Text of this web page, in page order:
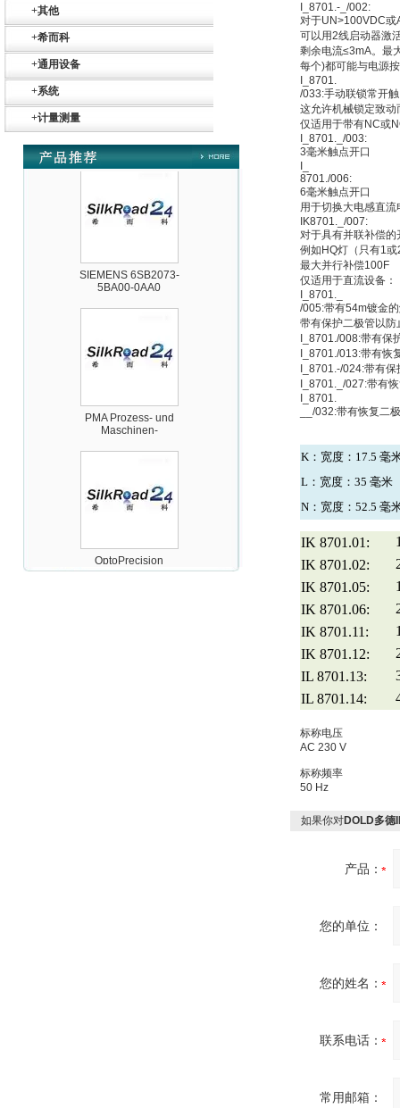
+其他
+希而科
+通用设备
+系统
+计量测量
SIEMENS 6SB2073-
5BA00-0AA0
PMA Prozess- und
Maschinen-
Automation GmbH
OptoPrecision
Cesyco Endoskop
HTO 38 内窥镜
I_8701.-_/002:
对于UN>100VDC或
可以用2线启动器激
剩余电流≤3mA。最
每个)都可能与电源
I_8701.
/033:手动联锁常开
这允许机械锁定致
仅适用于带有NC或
I_8701._/003:
3毫米触点开口
8701./006:
6毫米触点开口
用于切换大电感直
IK8701._/007:
对于具有并联补偿的
例如HQ灯（只有1
最大并行补偿100F
仅适用于直流设备：
I_8701._
/005:带有54m镀金
带有保护二极管以
I_8701./008:带有
I_8701./013:带有
I_8701.-/024:带有
I_8701._/027:带有
I_8701.
__/032:带有恢复二
K ：宽度： 17.5 毫
L ：宽度： 35 毫米
N ：宽度： 52.5 毫
IK 8701.01:
IK 8701.02:
IK 8701.05:
IK 8701.06:
IK 8701.11:
IK 8701.12:
IL 8701.13:
IL 8701.14:
标称电压
AC 230 V
标称频率
50 Hz
如果你对DOLD多德
产品：
您的单位：
您的姓名：
联系电话：
常用邮箱：